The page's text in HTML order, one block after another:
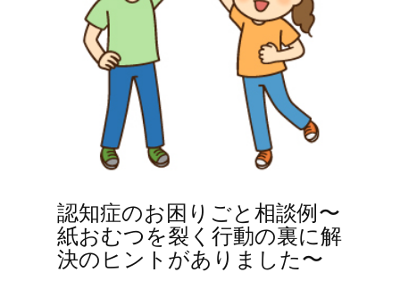
認知症のお困りごと相談例〜
紙おむつを裂く行動の裏に解
決のヒントがありました〜